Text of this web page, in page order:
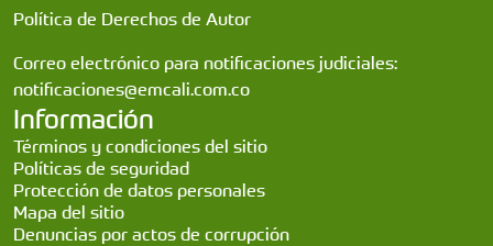
Política de Derechos de Autor
Correo electrónico para notificaciones judiciales:
notificaciones@emcali.com.co
Información
Términos y condiciones del sitio
Políticas de seguridad
Protección de datos personales
Mapa del sitio
Denuncias por actos de corrupción